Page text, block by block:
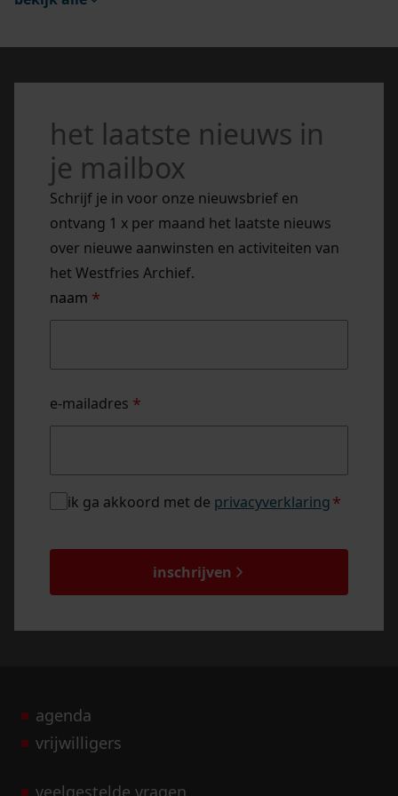
het laatste nieuws in
je mailbox
Schrijf je in voor onze nieuwsbrief en
ontvang 1 x per maand het laatste nieuws
over nieuwe aanwinsten en activiteiten van
het Westfries Archief.
naam *
e-mailadres *
privacybeleid
ik ga akkoord met de privacyverklaring*
inschrijven
agenda
vrijwilligers